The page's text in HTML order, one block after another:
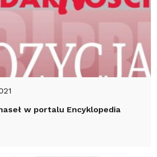
w portalu Encyklopedia